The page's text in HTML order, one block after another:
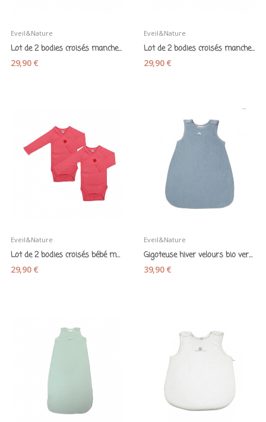
Eveil&Nature
Lot de 2 bodies croisés manches longues en...
29,90 €
Eveil&Nature
Lot de 2 bodies croisés manches longues en...
29,90 €
Eveil&Nature
Lot de 2 bodies croisés bébé manches longues en...
29,90 €
Eveil&Nature
Gigoteuse hiver velours bio vert aqua 70 cm 0-6...
39,90 €